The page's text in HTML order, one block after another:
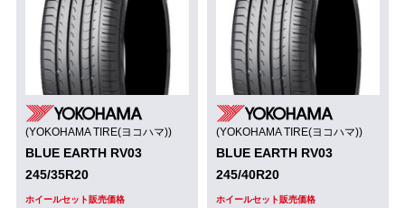
(YOKOHAMA TIRE(ヨコハマ))
BLUE EARTH RV03
245/35R20
ホイールセット販売価格
(YOKOHAMA TIRE(ヨコハマ))
BLUE EARTH RV03
245/40R20
ホイールセット販売価格